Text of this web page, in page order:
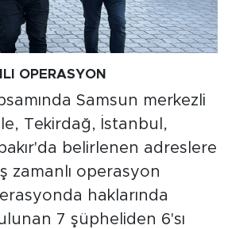
OPERASYON
Samsun merkezli
Tekirdağ, İstanbul,
belirlenen adreslere
zamanlı operasyon
haklarında
7 şüpheliden 6'sı